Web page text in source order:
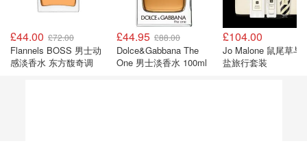
£44.00 £72.00
Flannels BOSS 男士动
感淡香水 东方馥奇调
£44.95 £88.00
Dolce&Gabbana The
One 男士淡香水 100ml
£104.00
Jo Malone 鼠尾草与
盐旅行套装